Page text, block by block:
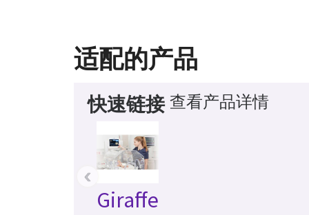
适配的产品
快速链接 查看产品详情
Giraffe
‹